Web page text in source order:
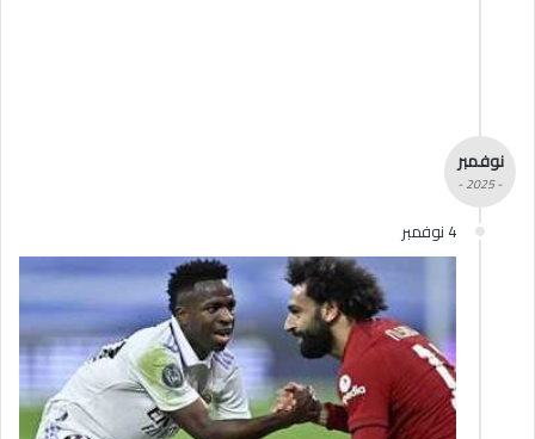
نوفمبر
- 2025 -
4 نوفمبر